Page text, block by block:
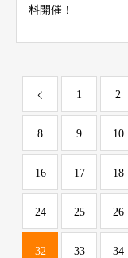
料開催！
1 2
8 9 10
16 17 18
24 25 26
32 33 34